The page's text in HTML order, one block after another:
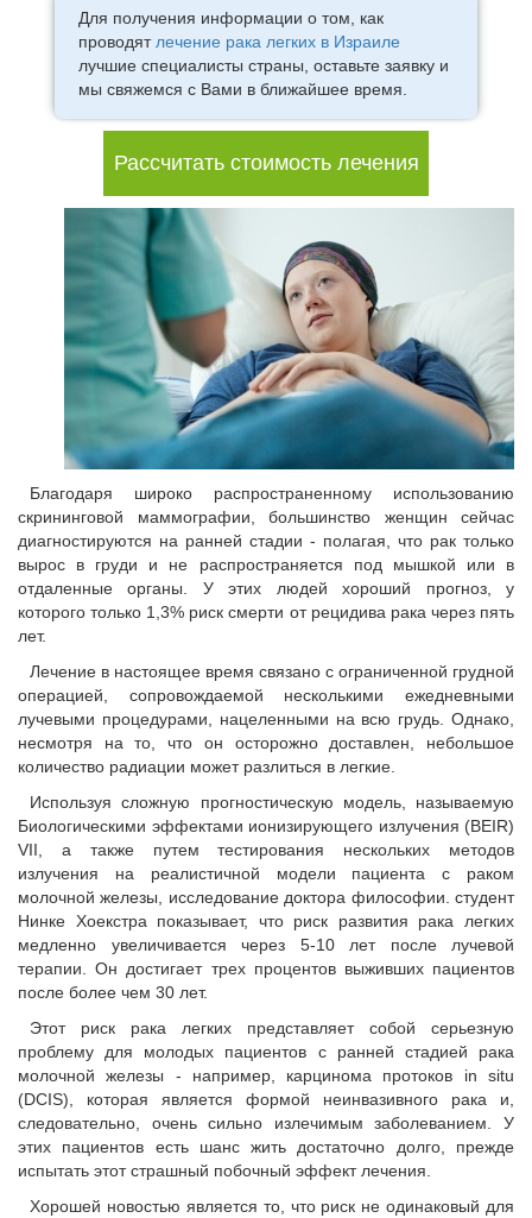
Для получения информации о том, как
проводятлечение рака легких в Израиле
лучшие специалисты страны, оставьте заявку и
мы свяжемся с Вами в ближайшее время.
Рассчитать стоимость лечения
Благодаря широко распространенному использованию
скрининговой маммографии, большинство женщин сейчас
диагностируются на ранней стадии - полагая, что рак только
вырос в груди и не распространяется под мышкой или в
отдаленные органы. У этих людей хороший прогноз, у
которого только 1,3% риск смерти от рецидива рака через пять
лет.
Лечение в настоящее время связано с ограниченной грудной
операцией, сопровождаемой несколькими ежедневными
лучевыми процедурами, нацеленными на всю грудь. Однако,
несмотря на то, что он осторожно доставлен, небольшое
количество радиации может разлиться в легкие.
Используя сложную прогностическую модель, называемую
Биологическими эффектами ионизирующего излучения (BEIR)
VII, а также путем тестирования нескольких методов
излучения на реалистичной модели пациента с раком
молочной железы, исследование доктора философии. студент
Нинке Хоекстра показывает, что риск развития рака легких
медленно увеличивается через 5-10 лет после лучевой
терапии. Он достигает трех процентов выживших пациентов
после более чем 30 лет.
Этот риск рака легких представляет собой серьезную
проблему для молодых пациентов с ранней стадией рака
молочной железы - например, карцинома протоков in situ
(DCIS), которая является формой неинвазивного рака и,
следовательно, очень сильно излечимым заболеванием. У
этих пациентов есть шанс жить достаточно долго, прежде
испытать этот страшный побочный эффект лечения.
Хорошей новостью является то, что риск не одинаковый для